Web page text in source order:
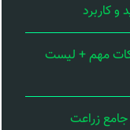
و کاربرد
مهم + لیست
جامع زراعت